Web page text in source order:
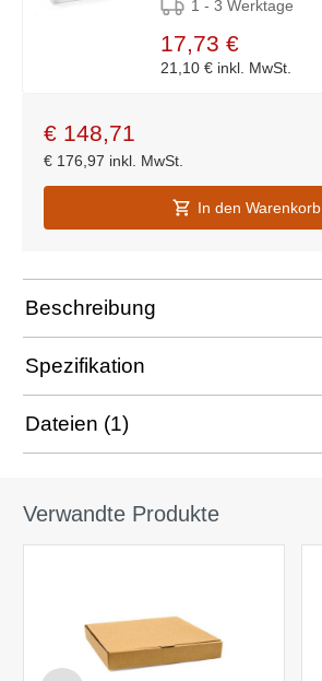
1 - 3 Werktage
17,73 €
21,10 € inkl. MwSt.
€ 148,71
€ 176,97 inkl. MwSt.
In den Warenkorb
Beschreibung
Spezifikation
Dateien (1)
Verwandte Produkte